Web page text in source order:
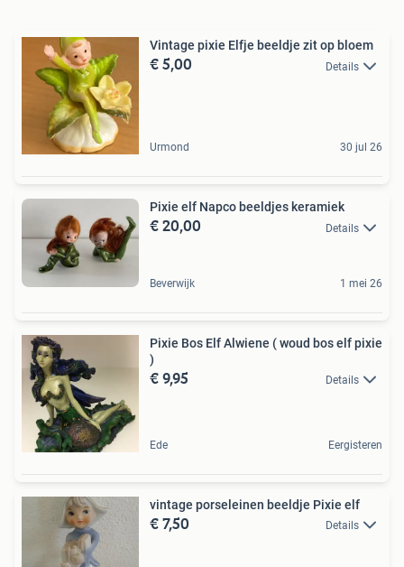
Vintage pixie Elfje beeldje zit op bloem
€ 5,00 Details
Urmond 30 jul 26
Pixie elf Napco beeldjes keramiek
€ 20,00 Details
Beverwijk 1 mei 26
Pixie Bos Elf Alwiene ( woud bos elf pixie
)
€ 9,95 Details
Ede Eergisteren
vintage porseleinen beeldje Pixie elf
€ 7,50 Details